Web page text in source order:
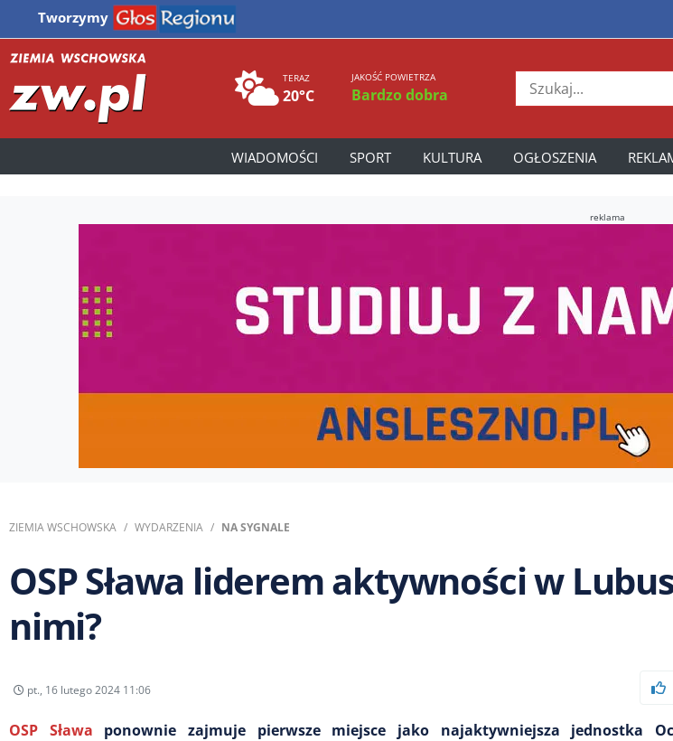
Tworzymy
TERAZ
20°C
JAKOŚĆ POWIETRZA
Bardzo dobra
WIADOMOŚCI SPORT KULTURA OGŁOSZENIA
reklama
ZIEMIA WSCHOWSKA WYDARZENIA NA SYGNALE
OSP Sława liderem aktywności w
nimi?
pt., 16 lutego 2024 11:06
OSP Sława ponownie zajmuje pierwsze miejsce jako najaktywniejsza jednostka